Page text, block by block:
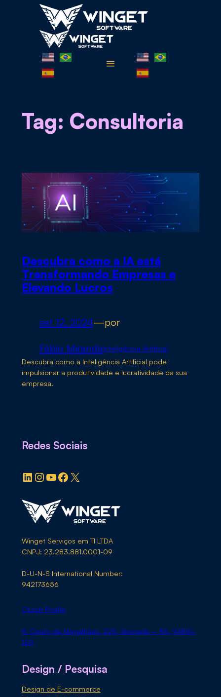
conteúdo
Tag: Consultoria
Descubra como a IA está
Transformando Empresas e
Elevando Lucros
set 12, 2024—por
Fábio MirandaInteligência Artificial
Descubra como a Inteligência Artificial pode
impulsionar a produtividade e lucratividade da sua
empresa.
Redes Sociais
LinkedIn Instagram YouTube Facebook X
Winget Serviços em TI LTDA
CNPJ: 23.283.881.0001-09
D-U-N-S International Number:
942173656
Clutch Profile
R. Couto de Magalhães, 225, Alvorada – RS, 94810-
160
Design / Pesquisa
Design de E-commerce